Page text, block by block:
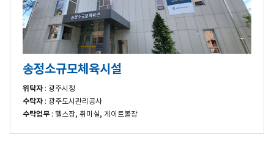
송정소규모체육시설
위탁자: 광주시청
수탁자: 광주도시관리공사
수탁업무: 헬스장, 취미실, 게이트볼장